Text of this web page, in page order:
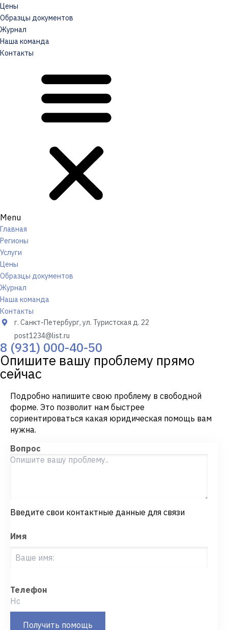
Цены
Образцы документов
Журнал
Наша команда
Контакты
Menu
Главная
Регионы
Услуги
Цены
Образцы документов
Журнал
Наша команда
Контакты
г. Санкт-Петербург, ул. Туристская д. 22
post1234@list.ru
8 (931) 000-40-50
Опишите вашу проблему прямо
сейчас
Подробно напишите свою проблему в свободной
форме. Это позволит нам быстрее
сориентироваться какая юридическая помощь вам
нужна.
Вопрос
Введите свои контактные данные для связи
Имя
Телефон
Получить помощь